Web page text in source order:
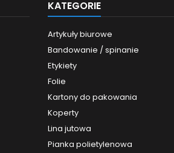
KATEGORIE
Artykuły biurowe
Bandowanie / spinanie
Etykiety
Folie
Kartony do pakowania
Koperty
Lina jutowa
Pianka polietylenowa